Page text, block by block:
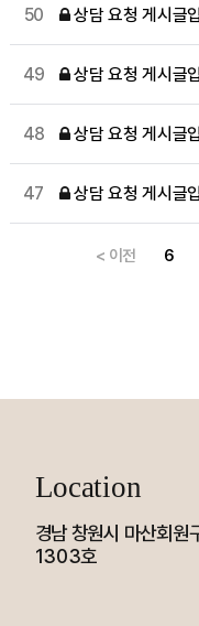
50 상담 요청 게시글
49 상담 요청 게시글
48 상담 요청 게시글
47 상담 요청 게시글
< 이전 6
Location
경남 창원시 마산회
1303호